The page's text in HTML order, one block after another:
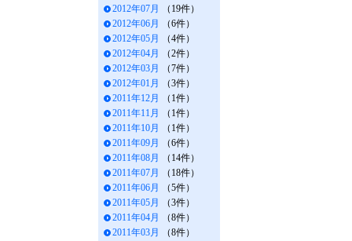
2012年07月
（19件）
2012年06月
（6件）
2012年05月
（4件）
2012年04月
（2件）
2012年03月
（7件）
2012年01月
（3件）
2011年12月
（1件）
2011年11月
（1件）
2011年10月
（1件）
2011年09月
（6件）
2011年08月
（14件）
2011年07月
（18件）
2011年06月
（5件）
2011年05月
（3件）
2011年04月
（8件）
2011年03月
（8件）